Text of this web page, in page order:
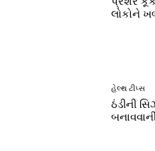
લોકોને
હેલ્થ ટીપ્સ
ઠંડીની